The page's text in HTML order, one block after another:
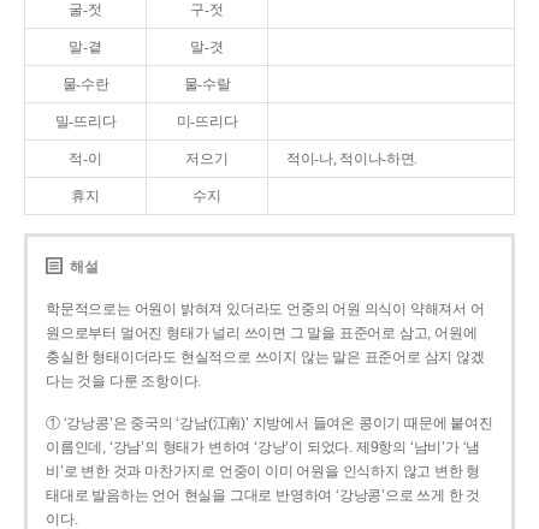
굴-젓 구-젓
말-곁 말-겻
물-수란 물-수랄
밀-뜨리다 미-뜨리다
적-이 저으기 적이-나, 적이나-하면.
휴지 수지
해설
학문적으로는 어원이 밝혀져 있더라도 언중의 어원 의식이 약해져서 어
원으로부터 멀어진 형태가 널리 쓰이면 그 말을 표준어로 삼고, 어원에
충실한 형태이더라도 현실적으로 쓰이지 않는 말은 표준어로 삼지 않겠
다는 것을 다룬 조항이다.
① ‘강낭콩’은 중국의 ‘강남(江南)’ 지방에서 들여온 콩이기 때문에 붙여진
이름인데, ‘강남’의 형태가 변하여 ‘강낭’이 되었다. 제9항의 ‘남비’가 ‘냄
비’로 변한 것과 마찬가지로 언중이 이미 어원을 인식하지 않고 변한 형
태대로 발음하는 언어 현실을 그대로 반영하여 ‘강낭콩’으로 쓰게 한 것
이다.